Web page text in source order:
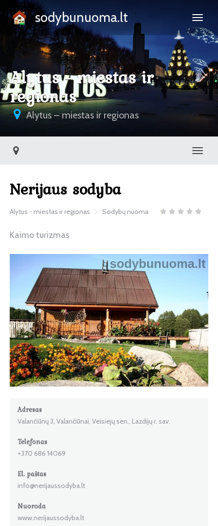
sodybunuoma.lt
Alytus - miestas ir
regionas
Alytus – miestas ir regionas
Nerijaus sodyba
Alytus - miestas ir regionas Sodybų nuoma
Kaimo turizmas
Adresas
Valančiūnų 3, Valančiūnai, Veisiejų sen., Lazdijų r. sav.
Telefonas
+370 686 14069
El. paštas
info@nerijaussodyba.lt
Nuoroda
www.nerijaussodyba.lt